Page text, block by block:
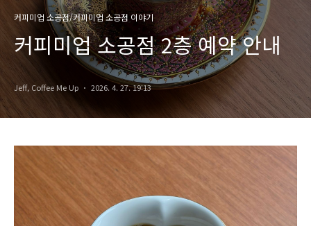
커피미업 소공점/커피미업 소공점 이야기
커피미업 소공점 2층 예약 안내
Jeff, Coffee Me Up 2026. 4. 27. 19:13